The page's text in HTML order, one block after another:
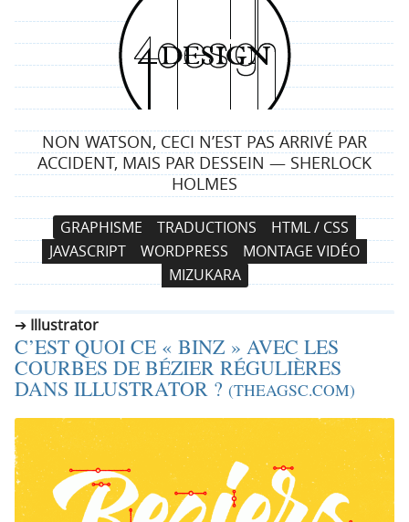
4
d
e
s
i
g
n
NON WATSON, CECI N’EST PAS ARRIVÉ PAR
ACCIDENT, MAIS PAR DESSEIN — SHERLOCK
HOLMES
a
t
i
o
n
p
r
i
n
a
u
c
o
n
t
e
n
u
GRAPHISME TRADUCTIONS
HTML / CSS
JAVASCRIPT
WORDPRESS
MONTAGE VIDÉO
MIZUKARA
Illustrator
C’EST QUOI CE « BINZ » AVEC LES
COURBES DE BÉZIER RÉGULIÈRES
DANS ILLUSTRATOR ? (THEAGSC.COM)